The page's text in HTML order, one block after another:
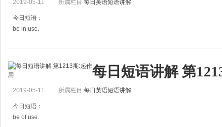
He turned the house upside down.
他把屋子翻得乱七八糟。
2019-05-11 所属栏目:每日英语短语讲解
今日短语：
be in use.
例句：
This old car is still in use.
That textbook is no longer in use..
那本教科书不再被使用了。
每日短语讲解 第
2019-05-11 所属栏目:每日英语短语讲解
今日短语：
be of use.